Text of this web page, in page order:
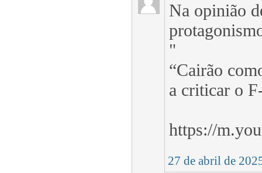
Na opinião
"
“Cairão
a criticar o
https://
27 de abril de